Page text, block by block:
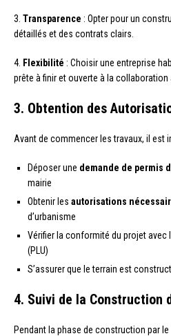
3. Transparence : Opter pour un
détaillés et des contrats clairs.
4. Flexibilité : Choisir une entreprise
prête à finir et ouverte à la collaboration
3. Obtention des
Avant de commencer les travaux, il est
Déposer une demande de permis
mairie
Obtenir les autorisations
d’urbanisme
Vérifier la conformité du projet avec
(PLU)
S’assurer que le terrain est
4. Suivi de la Construction
Pendant la phase de construction par